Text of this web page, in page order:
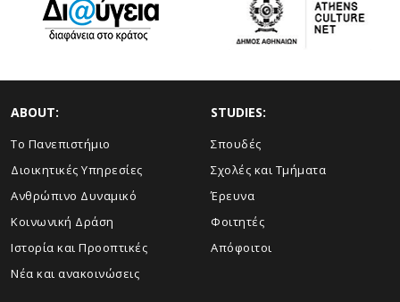
ABOUT:
Το Πανεπιστήμιο
Διοικητικές Υπηρεσίες
Ανθρώπινο Δυναμικό
Κοινωνική Δράση
Ιστορία και Προοπτικές
Νέα και ανακοινώσεις
STUDIES:
Σπουδές
Σχολές και Τμήματα
Έρευνα
Φοιτητές
Απόφοιτοι